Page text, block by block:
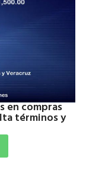
en compras
términos y